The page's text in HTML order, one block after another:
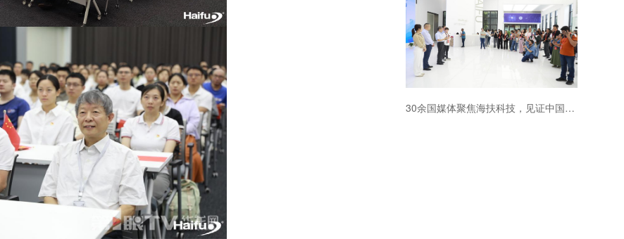
30余国媒体聚焦海扶科技，见证中国原创技术普惠全球